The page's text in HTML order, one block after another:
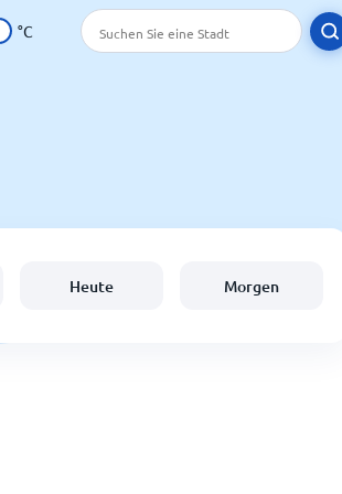
°C
Heute Morgen